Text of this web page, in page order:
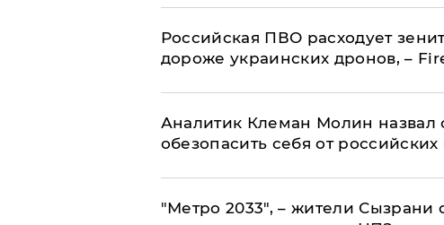
Российская ПВО расходует
дороже украинских дронов, –
Аналитик Клеман Молин назвал
обезопасить себя от
"Метро 2033", – жители Сызрани